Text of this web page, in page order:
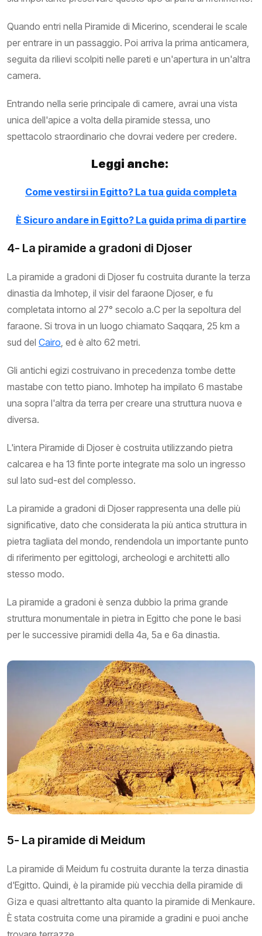
Quando entri nella Piramide di Micerino, scenderai le scale
per entrare in un passaggio. Poi arriva la prima anticamera,
seguita da rilievi scolpiti nelle pareti e un'apertura in un'altra
camera.
Entrando nella serie principale di camere, avrai una vista
unica dell'apice a volta della piramide stessa, uno
spettacolo straordinario che dovrai vedere per credere.
Leggi anche:
Come vestirsi in Egitto? La tua guida completa
È Sicuro andare in Egitto? La guida prima di partire
4- La piramide a gradoni di Djoser
La piramide a gradoni di Djoser fu costruita durante la terza
dinastia da Imhotep, il visir del faraone Djoser, e fu
completata intorno al 27° secolo a.C per la sepoltura del
faraone. Si trova in un luogo chiamato Saqqara, 25 km a
sud del Cairo , ed è alto 62 metri.
Gli antichi egizi costruivano in precedenza tombe dette
mastabe con tetto piano. Imhotep ha impilato 6 mastabe
una sopra l'altra da terra per creare una struttura nuova e
diversa.
L'intera Piramide di Djoser è costruita utilizzando pietra
calcarea e ha 13 finte porte integrate ma solo un ingresso
sul lato sud-est del complesso.
La piramide a gradoni di Djoser rappresenta una delle più
significative, dato che considerata la più antica struttura in
pietra tagliata del mondo, rendendola un importante punto
di riferimento per egittologi, archeologi e architetti allo
stesso modo.
La piramide a gradoni è senza dubbio la prima grande
struttura monumentale in pietra in Egitto che pone le basi
per le successive piramidi della 4a, 5a e 6a dinastia.
5- La piramide di Meidum
La piramide di Meidum fu costruita durante la terza dinastia
d'Egitto. Quindi, è la piramide più vecchia della piramide di
Giza e quasi altrettanto alta quanto la piramide di Menkaure.
È stata costruita come una piramide a gradini e puoi anche